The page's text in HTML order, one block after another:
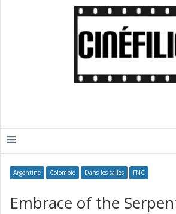
≡
Argentine Colombie Dans les salles FNC
Embrace of the